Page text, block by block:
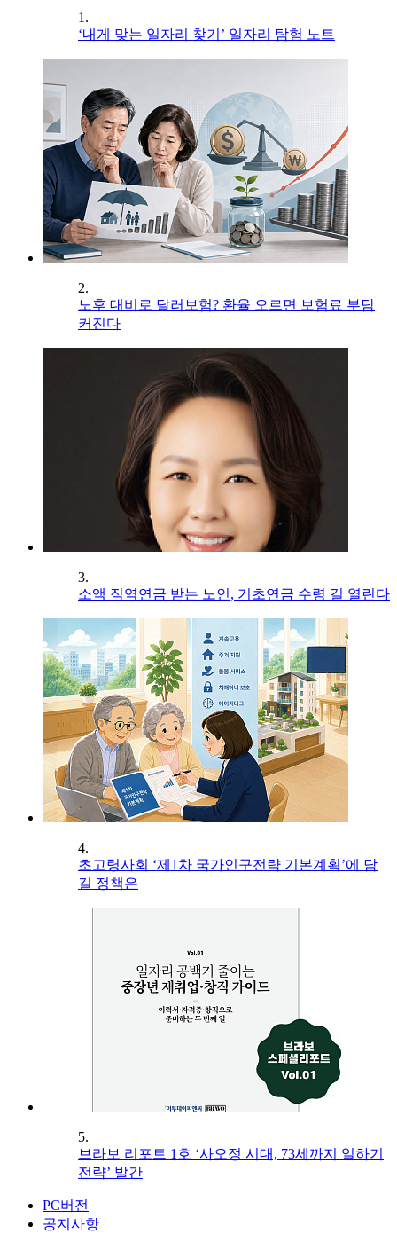
1.
‘내게 맞는 일자리 찾기’ 일자리 탐험 노트
2.
노후 대비로 달러보험? 환율 오르면 보험료 부담
커진다
3.
소액 직역연금 받는 노인, 기초연금 수령 길 열린다
4.
초고령사회 ‘제1차 국가인구전략 기본계획’에 담
길 정책은
5.
브라보 리포트 1호 ‘사오정 시대, 73세까지 일하기
전략’ 발간
PC버전
공지사항